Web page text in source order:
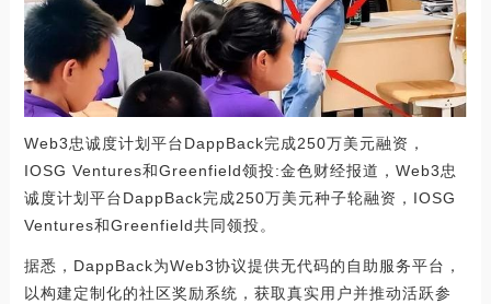
Web3忠诚度计划平台DappBack完成250万美元融资，
IOSG Ventures和Greenfield领投:金色财经报道，Web3忠
诚度计划平台DappBack完成250万美元种子轮融资，IOSG
Ventures和Greenfield共同领投。
据悉，DappBack为Web3协议提供无代码的自助服务平台，
以构建定制化的社区奖励系统，获取真实用户并推动活跃参